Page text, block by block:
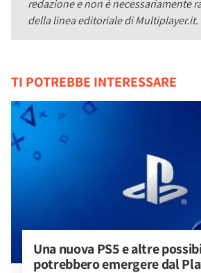
redazione e non è necessariamente
della linea editoriale di Multiplayer.it.
TI POTREBBE INTERESSARE
Una nuova PS5 e altre
potrebbero emergere dal